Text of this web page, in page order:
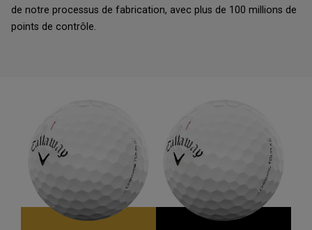
de notre processus de fabrication, avec plus de 100 millions de
points de contrôle.